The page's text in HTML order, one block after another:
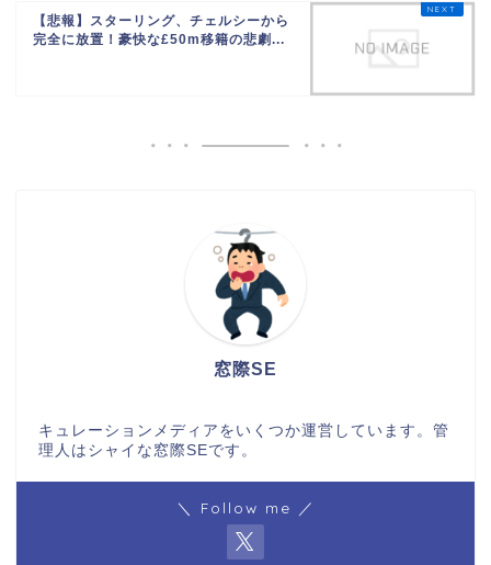
【悲報】スターリング、チェルシーから
完全に放置！豪快な£50m移籍の悲劇...
窓際SE
キュレーションメディアをいくつか運営しています。管
理人はシャイな窓際SEです。
＼ Follow me ／